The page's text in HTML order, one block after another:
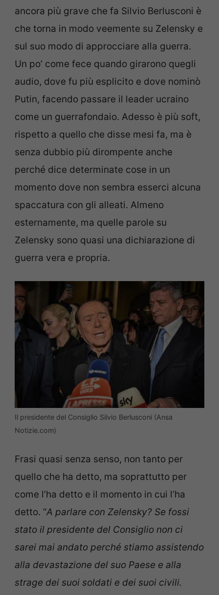
ancora più grave che fa Silvio Berlusconi è
che torna in modo veemente su Zelensky e
sul suo modo di approcciare alla guerra.
Un po’ come fece quando girarono quegli
audio, dove fu più esplicito e dove nominò
Putin, facendo passare il leader ucraino
come un guerrafondaio. Adesso è più soft,
rispetto a quello che disse mesi fa, ma è
senza dubbio più dirompente anche
perché dice determinate cose in un
momento dove non sembra esserci alcuna
spaccatura con gli alleati. Almeno
esternamente, ma quelle parole su
Zelensky sono quasi una dichiarazione di
guerra vera e propria.
Il presidente del Consiglio Silvio Berlusconi (Ansa
Notizie.com)
Frasi quasi senza senso, non tanto per
quello che ha detto, ma soprattutto per
come l’ha detto e il momento in cui l’ha
detto. “A parlare con Zelensky? Se fossi
stato il presidente del Consiglio non ci
sarei mai andato perché stiamo assistendo
alla devastazione del suo Paese e alla
strage dei suoi soldati e dei suoi civili.